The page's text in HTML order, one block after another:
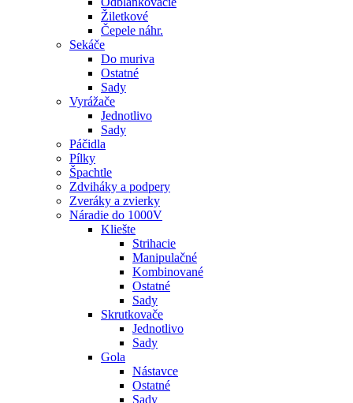
Žiletkové
Čepele náhr.
Sekáče
Do muriva
Ostatné
Sady
Vyrážače
Jednotlivo
Sady
Páčidla
Pílky
Špachtle
Zdviháky a podpery
Zveráky a zvierky
Náradie do 1000V
Kliešte
Strihacie
Manipulačné
Kombinované
Ostatné
Sady
Skrutkovače
Jednotlivo
Sady
Gola
Nástavce
Ostatné
Sady